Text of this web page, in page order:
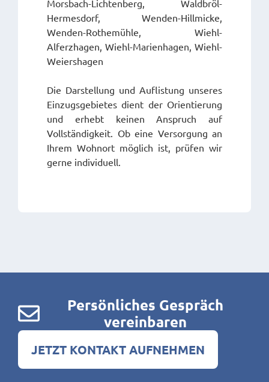
Morsbach-Lichtenberg, Waldbröl-
Hermesdorf, Wenden-Hillmicke,
Wenden-Rothemühle, Wiehl-
Alferzhagen, Wiehl-Marienhagen, Wiehl-
Weiershagen
Die Darstellung und Auflistung unseres
Einzugsgebietes dient der Orientierung
und erhebt keinen Anspruch auf
Vollständigkeit. Ob eine Versorgung an
Ihrem Wohnort möglich ist, prüfen wir
gerne individuell.
Persönliches Gespräch
vereinbaren
JETZT KONTAKT AUFNEHMEN